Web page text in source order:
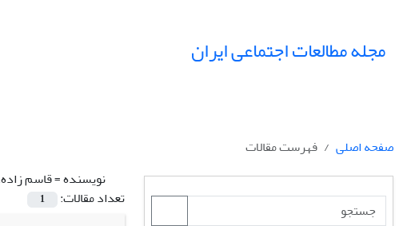
مجله مطالعات اجتماعی ایران
صفحه اصلی
فهرست مقالات
نویسنده =قاسم
تعداد مقالات:
1